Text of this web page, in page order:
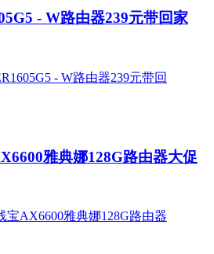
- W路由器239元带回家
雅典娜128G路由器大促